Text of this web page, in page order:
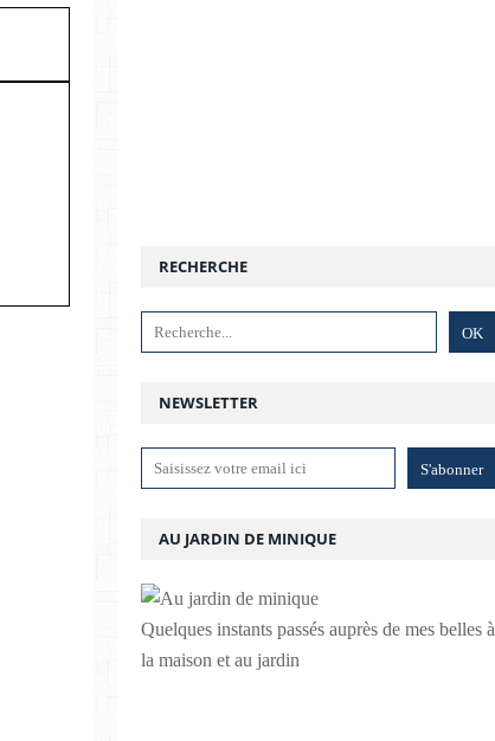
NEWSLETTER
RECHERCHE
AU JARDIN DE MINIQUE
Quelques instants passés auprès de mes belles à
la maison et au jardin